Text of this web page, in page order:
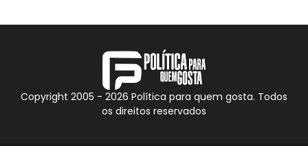
Copyright 2005 - 2026 Política para quem gosta. Todos
os direitos reservados